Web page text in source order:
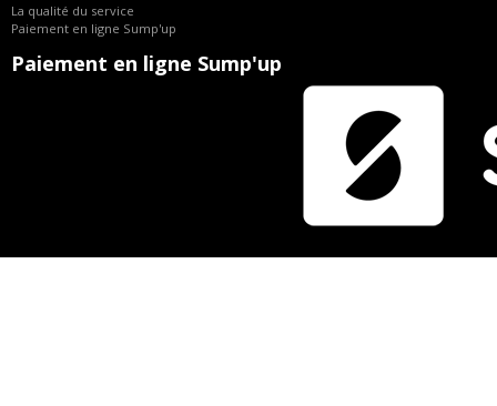
La qualité du service
Paiement en ligne Sump'up
Paiement en ligne Sump'up